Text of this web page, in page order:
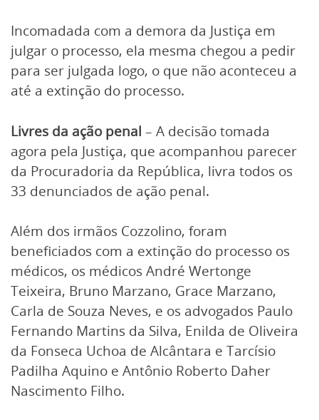
Incomadada com a demora da Justiça em
julgar o processo, ela mesma chegou a pedir
para ser julgada logo, o que não aconteceu a
até a extinção do processo.
Livres da ação penal – A decisão tomada
agora pela Justiça, que acompanhou parecer
da Procuradoria da República, livra todos os
33 denunciados de ação penal.
Além dos irmãos Cozzolino, foram
beneficiados com a extinção do processo os
médicos, os médicos André Wertonge
Teixeira, Bruno Marzano, Grace Marzano,
Carla de Souza Neves, e os advogados Paulo
Fernando Martins da Silva, Enilda de Oliveira
da Fonseca Uchoa de Alcântara e Tarcísio
Padilha Aquino e Antônio Roberto Daher
Nascimento Filho.